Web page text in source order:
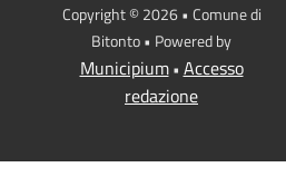
Copyright © 2026 • Comune di
Bitonto • Powered by
Municipium• Accesso
redazione